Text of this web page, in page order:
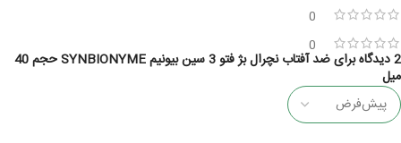
0
0
2 دیدگاه برای ضد آفتاب نچرال بژ فتو 3 سین بیونیم SYNBIONYME حجم 40
میل